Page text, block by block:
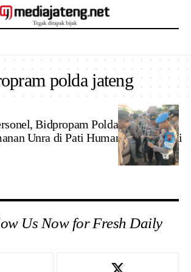
polda jateng
Bidpropam Polda Jateng
Unra di Pati Humanis dan Sesuai
Us Now for Fresh Daily